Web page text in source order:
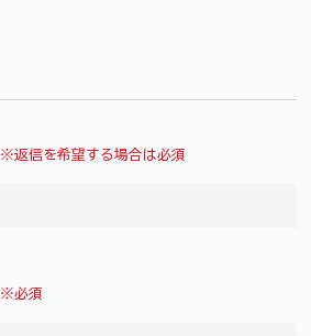
※返信を希望する場合は必須
※必須